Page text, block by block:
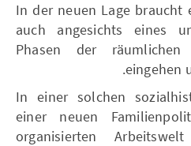
In der neuen Lage braucht
auch angesichts eines
Phasen der räumlichen
eingehen
In einer solchen
einer neuen
organisierten